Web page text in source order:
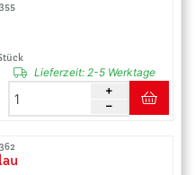
Lieferzeit:2-5 Werktage